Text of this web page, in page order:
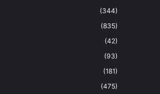
(344)
(835)
(42)
(93)
(181)
(475)